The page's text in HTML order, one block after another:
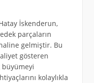
İskenderun,
parçaların
gelmiştir. Bu
gösteren
kolaylıkla